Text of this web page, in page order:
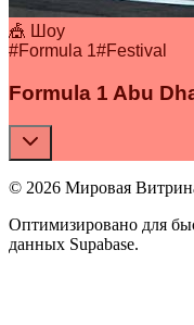
🎪 Шоу
#Formula 1#Festival
Formula 1 Abu
© 2026 Мировая
Оптимизировано для
данных Supabase.